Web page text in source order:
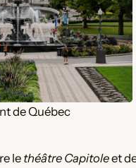
de Québec
le théâtre Capitoleet